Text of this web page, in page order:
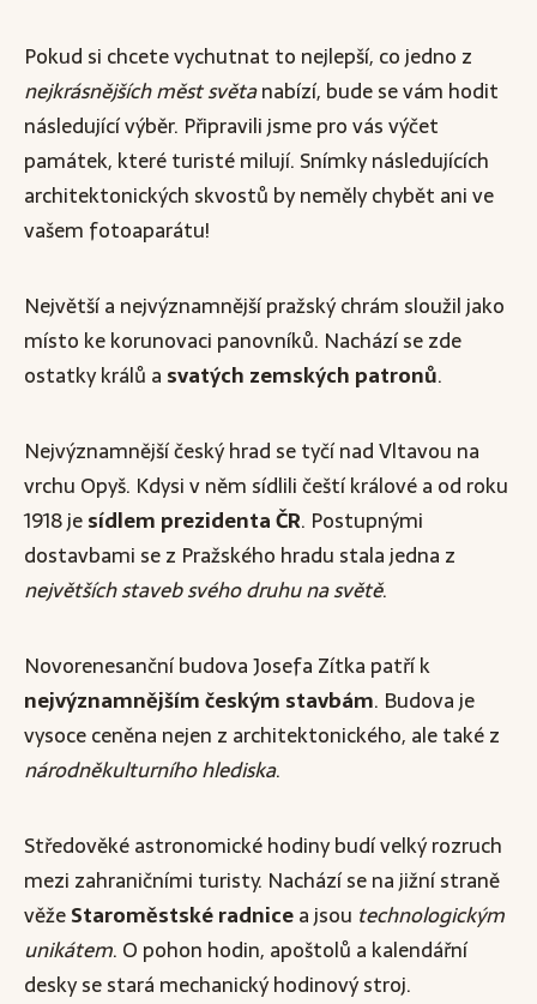
Pokud si chcete vychutnat to nejlepší, co jedno z
nejkrásnějších měst světanabízí, bude se vám hodit
následující výběr. Připravili jsme pro vás výčet
památek, které turisté milují. Snímky následujících
architektonických skvostů by neměly chybět ani ve
vašem fotoaparátu!
Největší a nejvýznamnější pražský chrám sloužil jako
místo ke korunovaci panovníků. Nachází se zde
ostatky králů a svatých zemských patronů.
Nejvýznamnější český hrad se tyčí nad Vltavou na
vrchu Opyš. Kdysi v něm sídlili čeští králové a od roku
1918 jesídlem prezidenta ČR. Postupnými
dostavbami se z Pražského hradu stala jedna z
největších staveb svého druhu na světě.
Novorenesanční budova Josefa Zítka patří k
nejvýznamnějším českým stavbám. Budova je
vysoce ceněna nejen z architektonického, ale také z
národněkulturního hlediska.
Středověké astronomické hodiny budí velký rozruch
mezi zahraničními turisty. Nachází se na jižní straně
věžeStaroměstské radnicea jsou technologickým
unikátem. O pohon hodin, apoštolů a kalendářní
desky se stará mechanický hodinový stroj.